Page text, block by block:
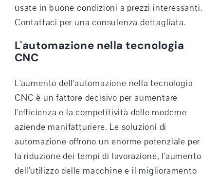
usate in buone condizioni a prezzi interessanti.
Contattaci per una consulenza dettagliata.
L'automazione nella tecnologia
CNC
L'aumento dell'automazione nella tecnologia
CNC è un fattore decisivo per aumentare
l'efficienza e la competitività delle moderne
aziende manifatturiere. Le soluzioni di
automazione offrono un enorme potenziale per
la riduzione dei tempi di lavorazione, l'aumento
dell'utilizzo delle macchine e il miglioramento